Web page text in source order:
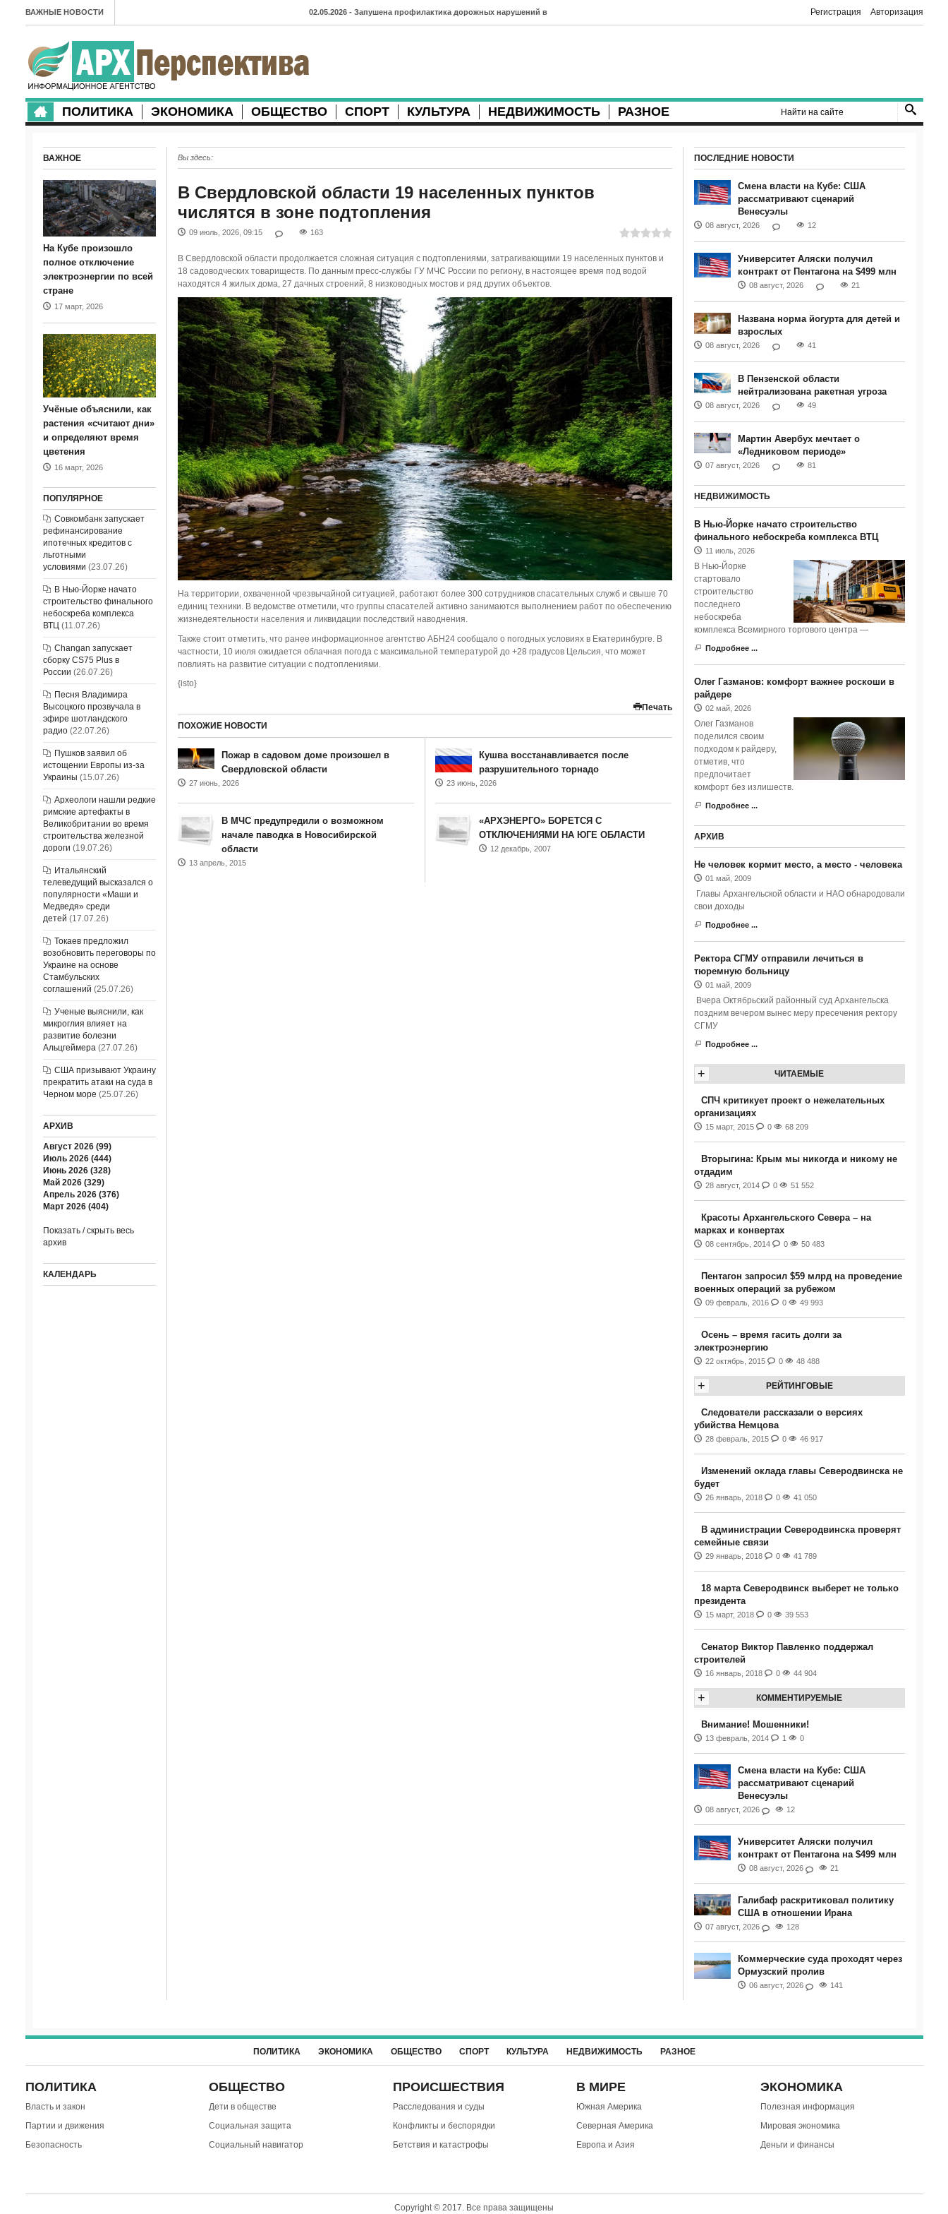
ВАЖНЫЕ НОВОСТИ 02.05.2026 - Запушена профилактика дорожных нарушений в
27.04.2026 - Губернатор Архангельской области контролирует
23.04.2026 - Детский экологический форум усилит
продолжают затруднять движение
21.04.2026 - Выгуливание собак: правила и штрафы в России
20.04.2026 - Итоги хоккейного сезона в Архангельске: яркие
матчи и новые победы
18.04.2026 - Мобильные комплексы фотофиксации Vitronic
появились в Монтгомери
Регистрация Авторизация
ПОЛИТИКА ЭКОНОМИКА ОБЩЕСТВО СПОРТ КУЛЬТУРА НЕДВИЖИМОСТЬ РАЗНОЕ
Вы здесь:
В Свердловской области 19 населенных пунктов
числятся в зоне подтопления
09 июль, 2026, 09:15 163
В Свердловской области продолжается сложная ситуация с подтоплениями, затрагивающими 19 населенных пунктов и
18 садоводческих товариществ. По данным пресс-службы ГУ МЧС России по региону, в настоящее время под водой
находятся 4 жилых дома, 27 дачных строений, 8 низководных мостов и ряд других объектов.
На территории, охваченной чрезвычайной ситуацией, работают более 300 сотрудников спасательных служб и свыше 70
единиц техники. В ведомстве отметили, что группы спасателей активно занимаются выполнением работ по обеспечению
жизнедеятельности населения и ликвидации последствий наводнения.
Также стоит отметить, что ранее информационное агентство АБН24 сообщало о погодных условиях в Екатеринбурге. В
частности, 10 июля ожидается облачная погода с максимальной температурой до +28 градусов Цельсия, что может
повлиять на развитие ситуации с подтоплениями.
{isto}
Печать
ПОХОЖИЕ НОВОСТИ
Пожар в садовом доме произошел в
Свердловской области
27 июнь, 2026
Кушва восстанавливается после
разрушительного торнадо
23 июнь, 2026
В МЧС предупредили о возможном
начале паводка в Новосибирской
области
13 апрель, 2015
«АРХЭНЕРГО» БОРЕТСЯ С
ОТКЛЮЧЕНИЯМИ НА ЮГЕ ОБЛАСТИ
12 декабрь, 2007
ПОСЛЕДНИЕ НОВОСТИ
Смена власти на Кубе: США
рассматривают сценарий
Венесуэлы
08 август, 2026 12
Университет Аляски получил
контракт от Пентагона на $499 млн
08 август, 2026 21
Названа норма йогурта для детей и
взрослых
08 август, 2026 41
В Пензенской области
нейтрализована ракетная угроза
08 август, 2026 49
Мартин Авербух мечтает о
«Ледниковом периоде»
07 август, 2026 81
НЕДВИЖИМОСТЬ
В Нью-Йорке начато строительство
финального небоскреба комплекса ВТЦ
11 июль, 2026
В Нью-Йорке
стартовало
строительство
последнего
небоскреба
комплекса Всемирного торгового центра —
Подробнее ...
Олег Газманов: комфорт важнее роскоши в
райдере
02 май, 2026
Олег Газманов
поделился своим
подходом к райдеру,
отметив, что
предпочитает
комфорт без излишеств.
Подробнее ...
АРХИВ
Не человек кормит место, а место - человека
01 май, 2009
Главы Архангельской области и НАО обнародовали
свои доходы
Подробнее ...
Ректора СГМУ отправили лечиться в
тюремную больницу
01 май, 2009
Вчера Октябрьский районный суд Архангельска
поздним вечером вынес меру пресечения ректору
СГМУ
Подробнее ...
ЧИТАЕМЫЕ
+
СПЧ критикует проект о нежелательных
организациях
15 март, 2015 0 68 209
Вторыгина: Крым мы никогда и никому не
отдадим
28 август, 2014 0 51 552
Красоты Архангельского Севера – на
марках и конвертах
08 сентябрь, 2014 0 50 483
Пентагон запросил $59 млрд на проведение
военных операций за рубежом
09 февраль, 2016 0 49 993
Осень – время гасить долги за
электроэнергию
22 октябрь, 2015 0 48 488
РЕЙТИНГОВЫЕ
+
Следователи рассказали о версиях
убийства Немцова
28 февраль, 2015 0 46 917
Изменений оклада главы Северодвинска не
будет
26 январь, 2018 0 41 050
В администрации Северодвинска проверят
семейные связи
29 январь, 2018 0 41 789
18 марта Северодвинск выберет не только
президента
15 март, 2018 0 39 553
Сенатор Виктор Павленко поддержал
строителей
16 январь, 2018 0 44 904
КОММЕНТИРУЕМЫЕ
+
Внимание! Мошенники!
13 февраль, 2014 1 0
Смена власти на Кубе: США
рассматривают сценарий
Венесуэлы
08 август, 2026 12
Университет Аляски получил
контракт от Пентагона на $499 млн
08 август, 2026 21
Галибаф раскритиковал политику
США в отношении Ирана
07 август, 2026 128
Коммерческие суда проходят через
Ормузский пролив
06 август, 2026 141
ВАЖНОЕ
На Кубе произошло
полное отключение
электроэнергии по всей
стране
17 март, 2026
Учёные объяснили, как
растения «считают дни»
и определяют время
цветения
16 март, 2026
ПОПУЛЯРНОЕ
Совкомбанк запускает
рефинансирование
ипотечных кредитов с
льготными
условиями (23.07.26)
В Нью-Йорке начато
строительство финального
небоскреба комплекса
ВТЦ(11.07.26)
Changan запускает
сборку CS75 Plus в
России (26.07.26)
Песня Владимира
Высоцкого прозвучала в
эфире шотландского
радио(22.07.26)
Пушков заявил об
истощении Европы из-за
Украины (15.07.26)
Археологи нашли редкие
римские артефакты в
Великобритании во время
строительства железной
дороги (19.07.26)
Итальянский
телеведущий высказался о
популярности «Маши и
Медведя» среди
детей (17.07.26)
Токаев предложил
возобновить переговоры по
Украине на основе
Стамбульских
соглашений (25.07.26)
Ученые выяснили, как
микроглия влияет на
развитие болезни
Альцгеймера(27.07.26)
США призывают Украину
прекратить атаки на суда в
Черном море (25.07.26)
АРХИВ
Август 2026 (99)
Июль 2026 (444)
Июнь 2026 (328)
Май 2026 (329)
Апрель 2026 (376)
Март 2026 (404)
Показать / скрыть весь
архив
КАЛЕНДАРЬ
ПОЛИТИКА ЭКОНОМИКА ОБЩЕСТВО СПОРТ КУЛЬТУРА НЕДВИЖИМОСТЬ РАЗНОЕ
ПОЛИТИКА
Власть и закон
Партии и движения
Безопасность
ОБЩЕСТВО
Дети в обществе
Социальная защита
Социальный навигатор
ПРОИСШЕСТВИЯ
Расследования и суды
Конфликты и беспорядки
Бетствия и катастрофы
В МИРЕ
Южная Америка
Северная Америка
Европа и Азия
ЭКОНОМИКА
Полезная информация
Мировая экономика
Деньги и финансы
Copyright © 2017. Все права защищены